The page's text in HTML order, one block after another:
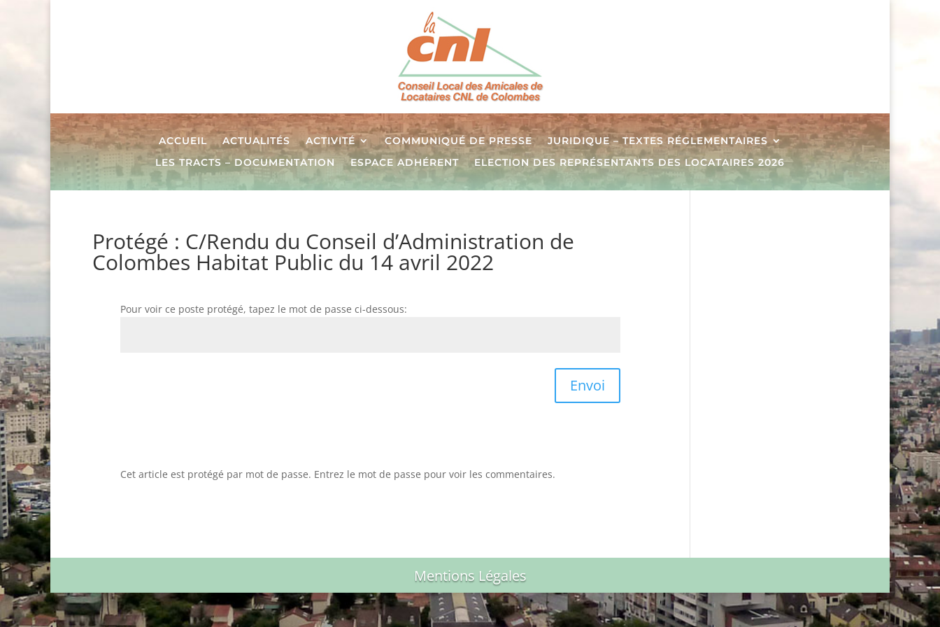
ACCUEIL ACTUALITÉS ACTIVITÉ COMMUNIQUÉ DE PRESSE
JURIDIQUE – TEXTES RÉGLEMENTAIRES
LES TRACTS – DOCUMENTATION
ESPACE ADHÉRENT ELECTION DES REPRÉSENTANTS DES LOCATAIRES 2026
Protégé : C/Rendu du Conseil d’Administration de
Colombes Habitat Public du 14 avril 2022
Pour voir ce poste protégé, tapez le mot de passe ci-dessous:
Envoi
Cet article est protégé par mot de passe. Entrez le mot de passe pour voir les commentaires.
Mentions Légales